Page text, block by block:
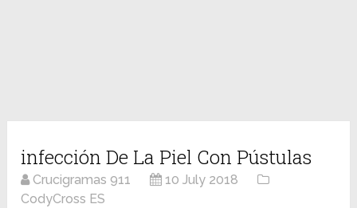
infección De La Piel Con Pústulas
Crucigramas 911
10 July 2018
CodyCross ES